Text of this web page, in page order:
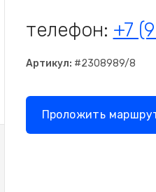
телефон: +7
Артикул: #2308989/8
Проложить